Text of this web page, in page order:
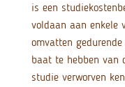
is een
voldaan aan enkele
omvatten
baat te hebben van
studie verworven